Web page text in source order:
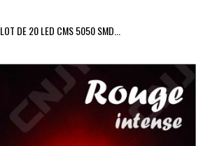
LOT DE 20 LED CMS 5050 SMD...